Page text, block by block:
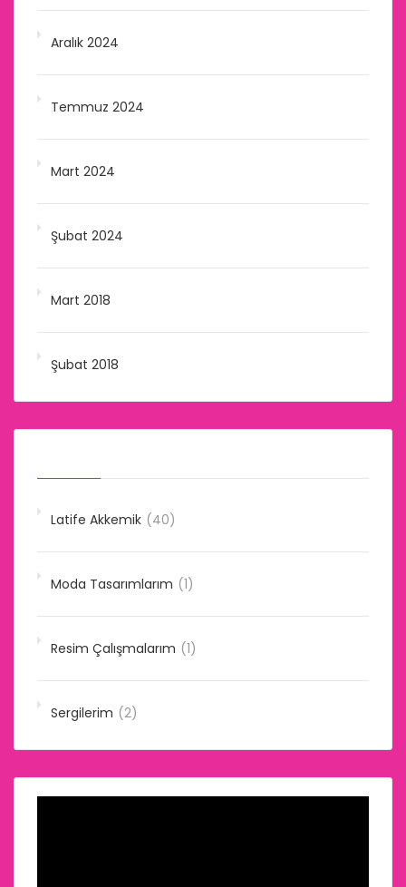
Aralık 2024
Temmuz 2024
Mart 2024
Şubat 2024
Mart 2018
Şubat 2018
Latife Akkemik (40)
Moda Tasarımlarım (1)
Resim Çalışmalarım (1)
Sergilerim (2)